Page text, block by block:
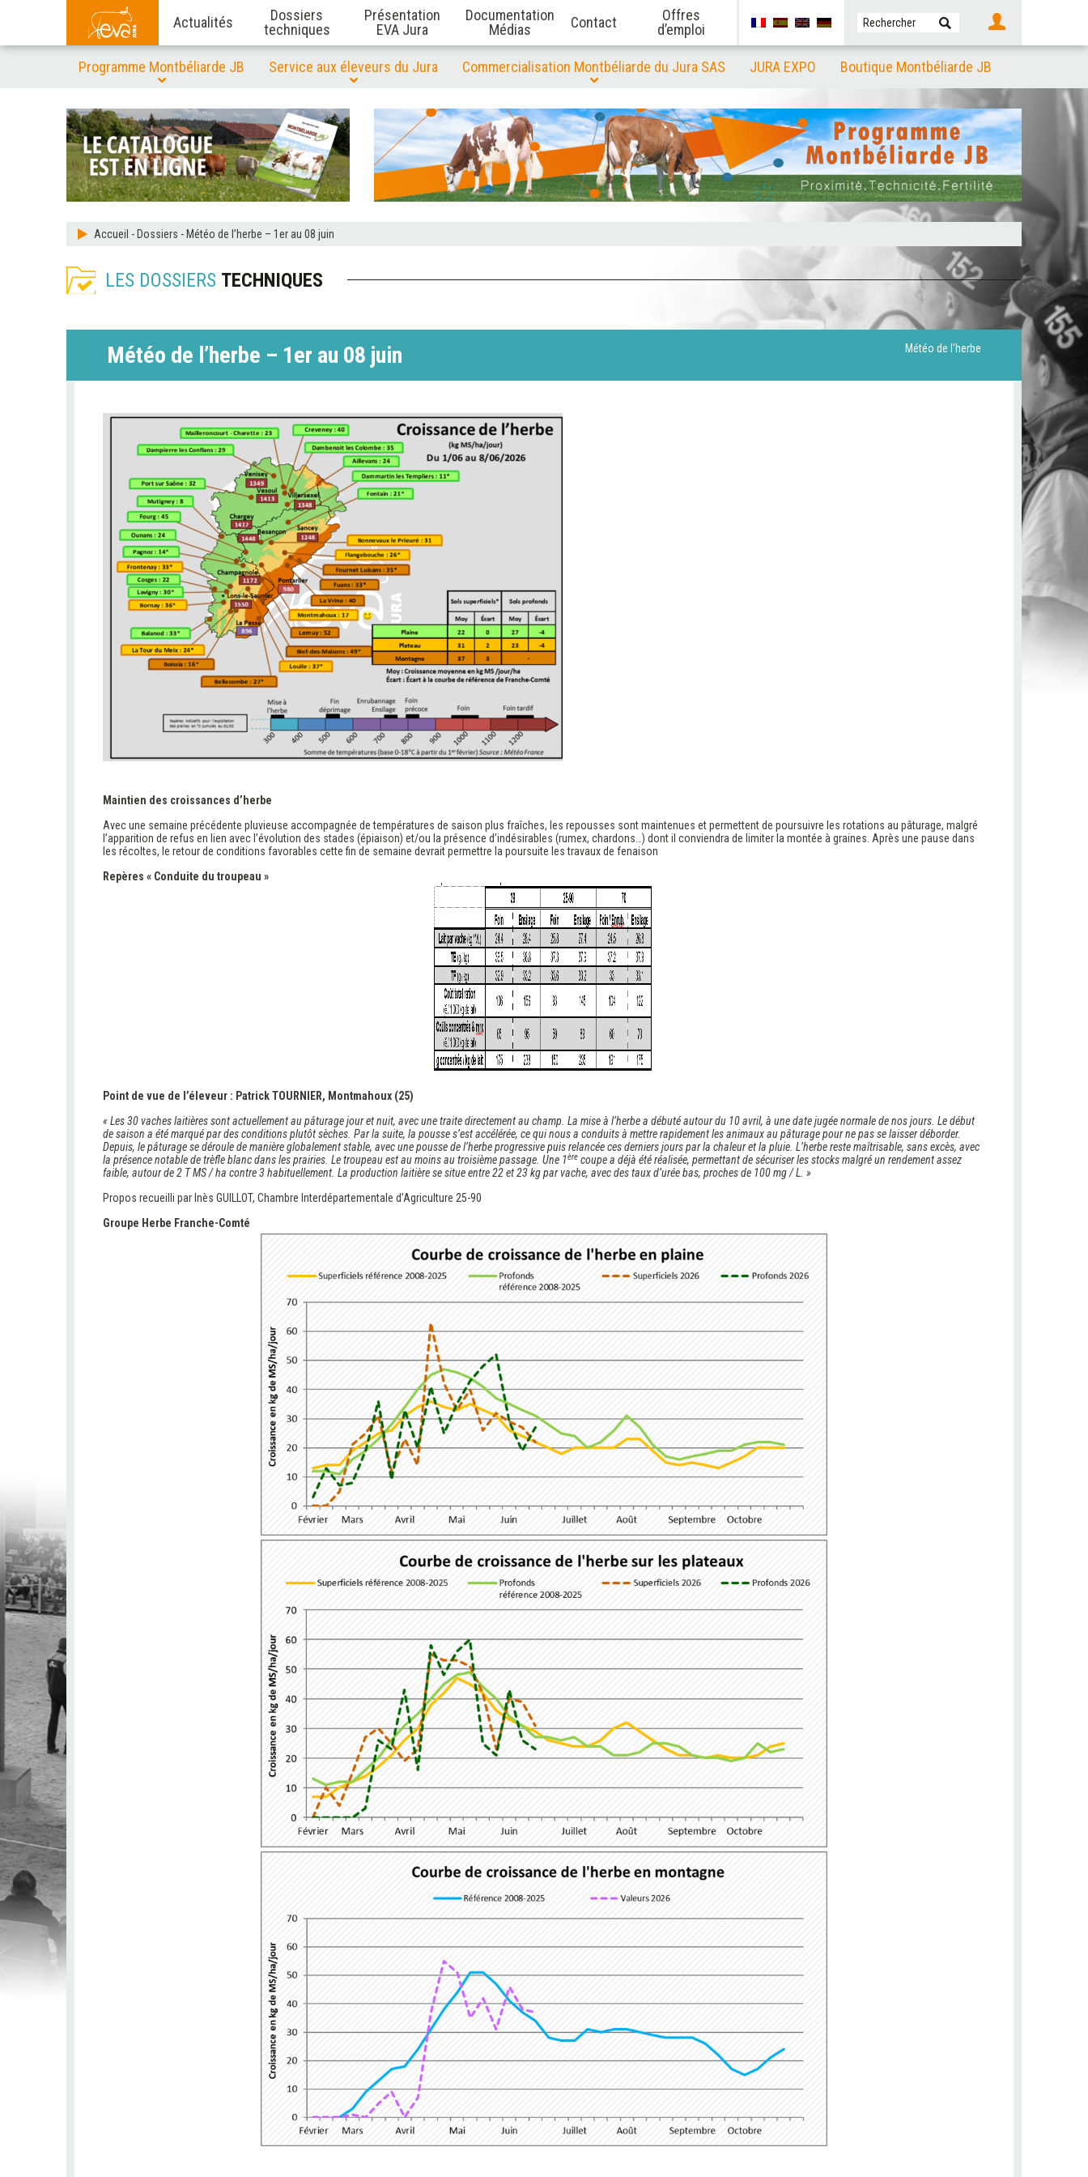
Actualités
Dossiers
techniques
Présentation
EVA Jura
Documentation
Médias
Contact
Offres
d’emploi
Programme Montbéliarde JB Service aux éleveurs du Jura Commercialisation Montbéliarde du Jura SAS JURA EXPO Boutique Montbéliarde JB
Accueil - Dossiers - Météo de l’herbe – 1er au 08 juin
LES DOSSIERS TECHNIQUES
Météo de l’herbe – 1er au 08 juin Météo de l'herbe
Maintien des croissances d’herbe
Avec une semaine précédente pluvieuse accompagnée de températures de saison plus fraîches, les repousses sont maintenues et permettent de poursuivre les rotations au pâturage, malgré
l’apparition de refus en lien avec l’évolution des stades (épiaison) et/ou la présence d’indésirables (rumex, chardons…) dont il conviendra de limiter la montée à graines. Après une pause dans
les récoltes, le retour de conditions favorables cette fin de semaine devrait permettre la poursuite les travaux de fenaison
Repères « Conduite du troupeau »
Point de vue de l’éleveur : Patrick TOURNIER, Montmahoux (25)
« Les 30 vaches laitières sont actuellement au pâturage jour et nuit, avec une traite directement au champ. La mise à l’herbe a débuté autour du 10 avril, à une date jugée normale de nos jours. Le début
de saison a été marqué par des conditions plutôt sèches. Par la suite, la pousse s’est accélérée, ce qui nous a conduits à mettre rapidement les animaux au pâturage pour ne pas se laisser déborder.
Depuis, le pâturage se déroule de manière globalement stable, avec une pousse de l’herbe progressive puis relancée ces derniers jours par la chaleur et la pluie. L’herbe reste maîtrisable, sans excès, avec
la présence notable de trèfle blanc dans les prairies. Le troupeau est au moins au troisième passage. Une 1ère coupe a déjà été réalisée, permettant de sécuriser les stocks malgré un rendement assez
faible, autour de 2 T MS / ha contre 3 habituellement. La production laitière se situe entre 22 et 23 kg par vache, avec des taux d’urée bas, proches de 100 mg / L. »
Propos recueilli par Inès GUILLOT, Chambre Interdépartementale d’Agriculture 25-90
Groupe Herbe Franche-Comté